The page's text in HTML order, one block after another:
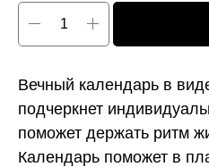
Вечный календарь в
подчеркнет
поможет держать ритм
Календарь поможет в